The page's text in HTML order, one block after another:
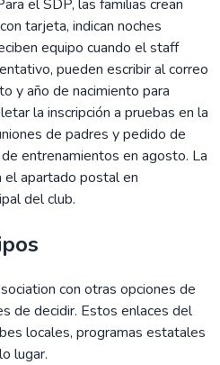
el SDP, las familias crean
tarjeta, indican noches
equipo cuando el staff
pueden escribir al correo
y año de nacimiento para
la inscripción a pruebas en la
de padres y pedido de
entrenamientos en agosto. La
el apartado postal en
del club.
con otras opciones de
de decidir. Estos enlaces del
locales, programas estatales
lugar.